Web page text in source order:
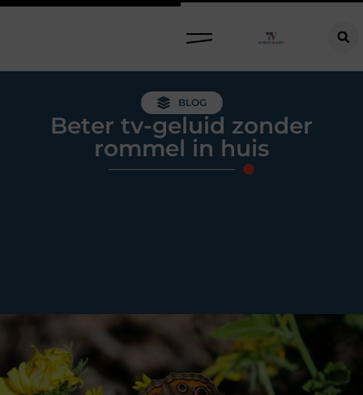
BLOG
Beter tv-geluid zonder
rommel in huis